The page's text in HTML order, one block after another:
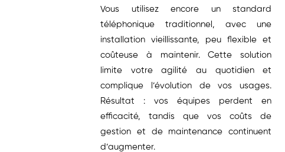
Vous utilisez encore un standard
téléphonique traditionnel, avec une
installation vieillissante, peu flexible et
coûteuse à maintenir. Cette solution
limite votre agilité au quotidien et
complique l’évolution de vos usages.
Résultat : vos équipes perdent en
efficacité, tandis que vos coûts de
gestion et de maintenance continuent
d’augmenter.